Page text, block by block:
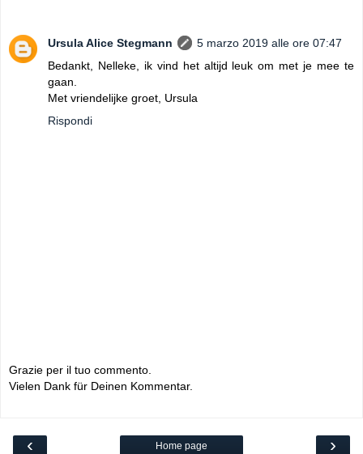
Ursula Alice Stegmann
5 marzo 2019 alle ore 07:47
Bedankt, Nelleke, ik vind het altijd leuk om met je mee te
gaan.
Met vriendelijke groet, Ursula
Rispondi
Grazie per il tuo commento.
Vielen Dank für Deinen Kommentar.
‹ ›
Home page